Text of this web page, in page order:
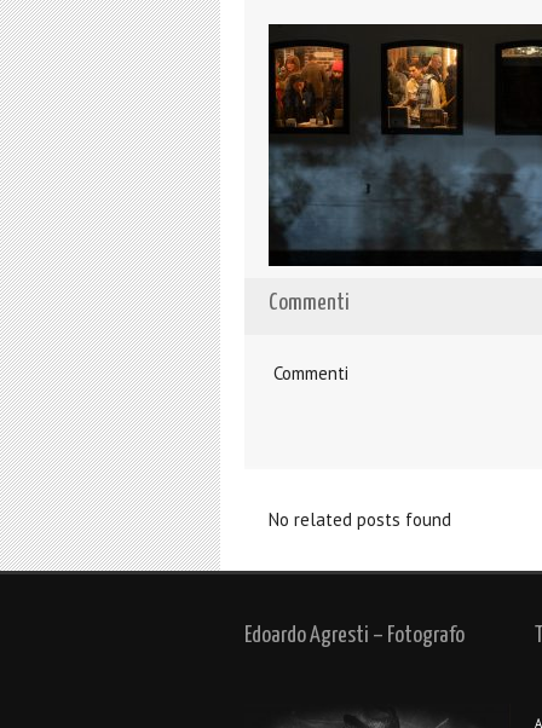
Commenti
Commenti
No related posts found
Edoardo Agresti – Fotografo